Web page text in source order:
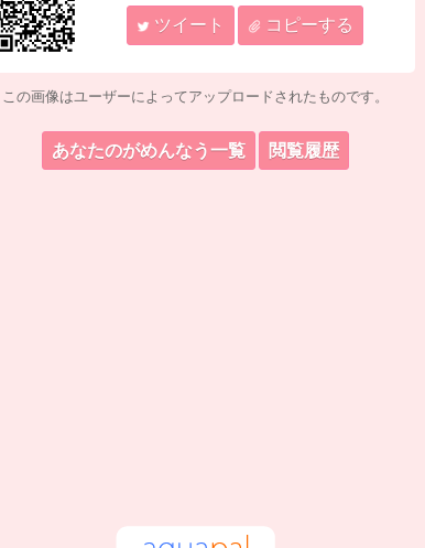
ツイート コピーする
この画像はユーザーによってアップロードされたものです。
あなたのがめんなう一覧 閲覧履歴